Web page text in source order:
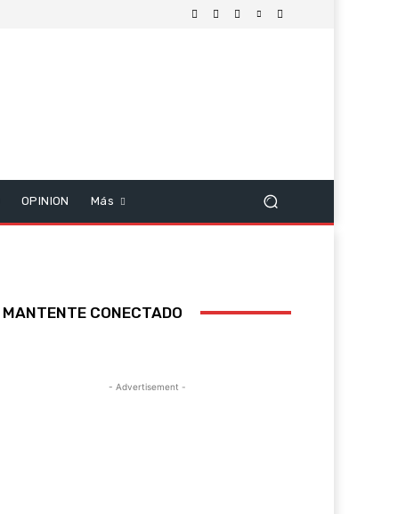
OPINION Más
MANTENTE CONECTADO
- Advertisement -